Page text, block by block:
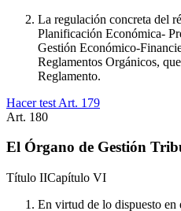
La regulación concreta del
Planificación Económica-
Gestión Económico-
Reglamentos Orgánicos,
Reglamento.
Hacer test Art. 179
Art. 180
El Órgano de Gestión
Título IICapítulo VI
En virtud de lo dispuesto